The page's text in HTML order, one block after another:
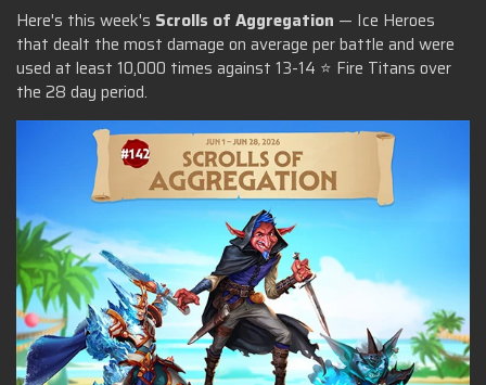
Here's this week's Scrolls of Aggregation — Ice Heroes
that dealt the most damage on average per battle and were
used at least 10,000 times against 13-14 ⭐ Fire Titans over
the 28 day period.